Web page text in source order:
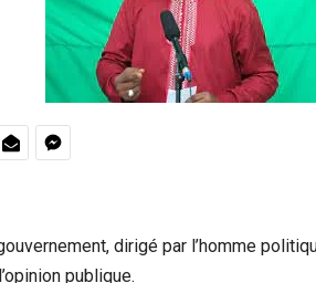
dirigé par l’homme
publique.